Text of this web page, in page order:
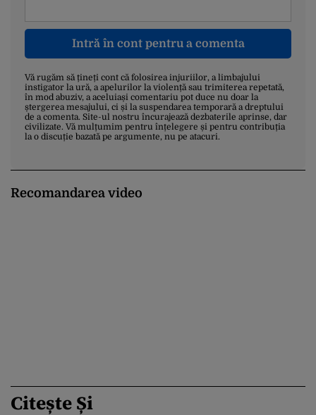
Intră în cont pentru a comenta
Vă rugăm să țineți cont că folosirea injuriilor, a limbajului
instigator la ură, a apelurilor la violență sau trimiterea repetată,
în mod abuziv, a aceluiași comentariu pot duce nu doar la
ștergerea mesajului, ci și la suspendarea temporară a dreptului
de a comenta. Site-ul nostru încurajează dezbaterile aprinse, dar
civilizate. Vă mulțumim pentru înțelegere și pentru contribuția
la o discuție bazată pe argumente, nu pe atacuri.
Recomandarea video
Citește Și